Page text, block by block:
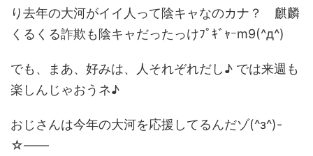
り去年の大河がイイ人って陰キャなのカナ？ 麒麟
くるくる詐欺も陰キャだったっけﾌﾟｷﾞｬｰm9(^д^)
でも、まあ、好みは、人それぞれだし♪ では来週も
楽しんじゃおうネ♪
おじさんは今年の大河を応援してるんだゾ(^з^)-
☆――